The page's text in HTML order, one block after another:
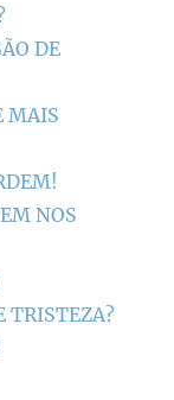
DE
MAIS
NOS
TRISTEZA?